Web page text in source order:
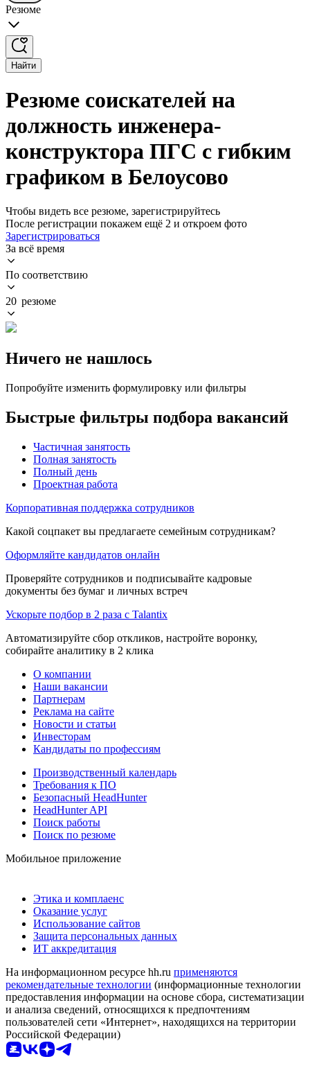
Резюме
Найти
Резюме соискателей на
должность инженера-
конструктора ПГС с гибким
графиком в Белоусово
Чтобы видеть все резюме, зарегистрируйтесь
После регистрации покажем ещё 2 и откроем фото
Зарегистрироваться
За всё время
По соответствию
20 резюме
Ничего не нашлось
Попробуйте изменить формулировку или фильтры
Быстрые фильтры подбора вакансий
Частичная занятость
Полная занятость
Полный день
Проектная работа
Корпоративная поддержка сотрудников
Какой соцпакет вы предлагаете семейным сотрудникам?
Оформляйте кандидатов онлайн
Проверяйте сотрудников и подписывайте кадровые
документы без бумаг и личных встреч
Ускорьте подбор в 2 раза с Talantix
Автоматизируйте сбор откликов, настройте воронку,
собирайте аналитику в 2 клика
О компании
Наши вакансии
Партнерам
Реклама на сайте
Новости и статьи
Инвесторам
Кандидаты по профессиям
Производственный календарь
Требования к ПО
Безопасный HeadHunter
HeadHunter API
Поиск работы
Поиск по резюме
Мобильное приложение
Этика и комплаенс
Оказание услуг
Использование сайтов
Защита персональных данных
ИТ аккредитация
На информационном ресурсе hh.ru применяются
рекомендательные технологии (информационные технологии
предоставления информации на основе сбора, систематизации
и анализа сведений, относящихся к предпочтениям
пользователей сети «Интернет», находящихся на территории
Российской Федерации)